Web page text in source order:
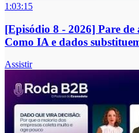
1:03:15
[Episódio 8 - 2026] Pare
Como IA e dados
Assistir